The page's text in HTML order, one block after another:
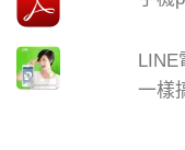
LINE
一樣